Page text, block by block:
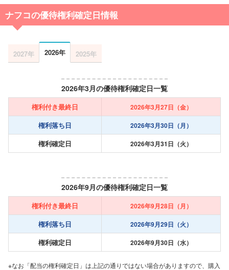
ナフコの優待権利確定日情報
2027年 2026年 2025年
2026年3月の優待権利確定日一覧
権利付き最終日 2026年3月27日（金）
権利落ち日 2026年3月30日（月）
権利確定日 2026年3月31日（火）
2026年9月の優待権利確定日一覧
権利付き最終日 2026年9月28日（月）
権利落ち日 2026年9月29日（火）
権利確定日 2026年9月30日（水）
※なお「配当の権利確定日」は上記の通りではない場合がありますので、購入